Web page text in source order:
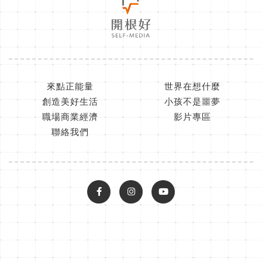
來點正能量
世界在想什麼
創造美好生活
小孩不是噩夢
職場商業經濟
影片專區
聯絡我們